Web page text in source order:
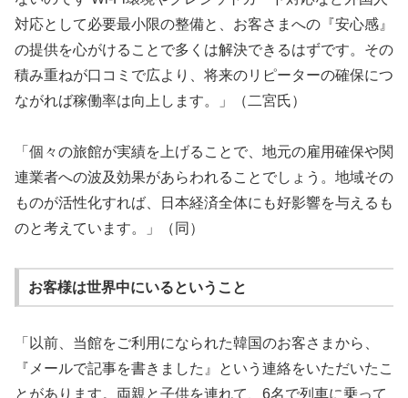
対応として必要最小限の整備と、お客さまへの『安心感』
の提供を心がけることで多くは解決できるはずです。その
積み重ねが口コミで広より、将来のリピーターの確保につ
ながれば稼働率は向上します。」（二宮氏）
「個々の旅館が実績を上げることで、地元の雇用確保や関
連業者への波及効果があらわれることでしょう。地域その
ものが活性化すれば、日本経済全体にも好影響を与えるも
のと考えています。」（同）
お客様は世界中にいるということ
「以前、当館をご利用になられた韓国のお客さまから、
『メールで記事を書きました』という連絡をいただいたこ
とがあります。両親と子供を連れて、6名で列車に乗って